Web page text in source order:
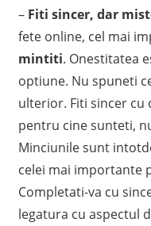
– Fiti sincer, dar
fete online, cel mai
mintiti. Onestitatea
optiune. Nu spuneti
ulterior. Fiti sincer cu
pentru cine sunteti,
Minciunile sunt
celei mai importante
Completati-va cu
legatura cu aspectul